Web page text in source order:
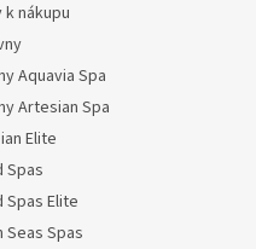
k nákupu
Aquavia Spa
Artesian Spa
Elite
Spas
Spas Elite
Seas Spas